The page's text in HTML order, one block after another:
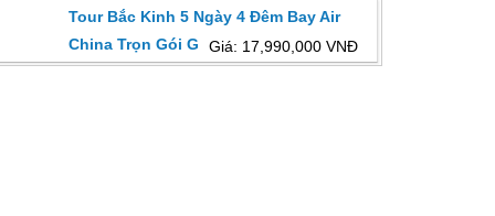
Tour Bắc Kinh 5 Ngày 4 Đêm Bay Air
China Trọn Gói Giá TốtGiá: 17,990,000 VNĐ